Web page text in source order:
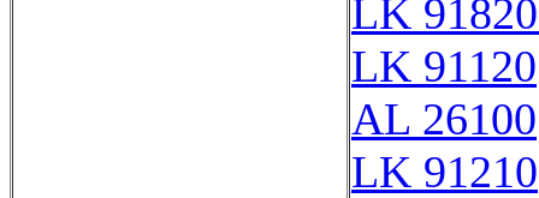
LK
LK 91120
AL 26100
LK 91210